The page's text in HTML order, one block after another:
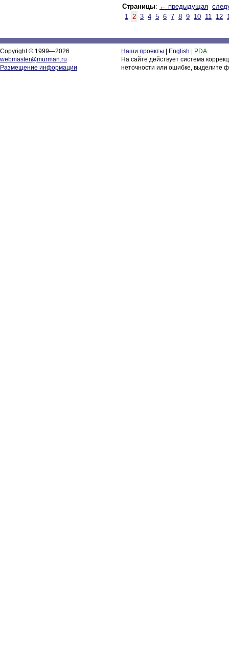
Страницы: ← предыдущая
1 2 3 4 5 6 7 8 9 10 11 12
Copyright © 1999—2026
webmaster@murman.ru
Размещение информации
Наши проекты English
PDA
На сайте действует система
неточности или ошибке, выделите